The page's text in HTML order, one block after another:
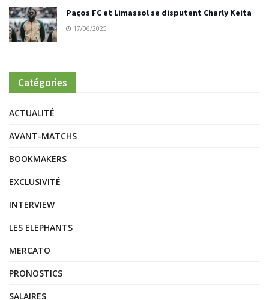
Paços FC et Limassol se disputent Charly Keita
17/06/2025
Catégories
ACTUALITÉ
AVANT-MATCHS
BOOKMAKERS
EXCLUSIVITÉ
INTERVIEW
LES ELEPHANTS
MERCATO
PRONOSTICS
SALAIRES